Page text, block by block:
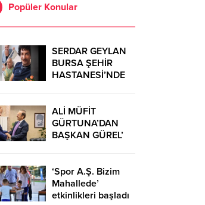
Popüler Konular
SERDAR GEYLAN
BURSA ŞEHİR
HASTANESİ’NDE
ALİ MÜFİT
GÜRTUNA’DAN
BAŞKAN GÜREL’
‘Spor A.Ş. Bizim
Mahallede’
etkinlikleri başladı